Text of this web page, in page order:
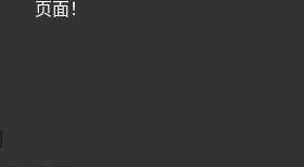
页面！